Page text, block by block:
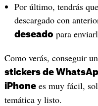
Por último, tendrás
descargado con
deseado para
Como verás, conseguir
stickers de
iPhonees muy fácil,
temática y listo.